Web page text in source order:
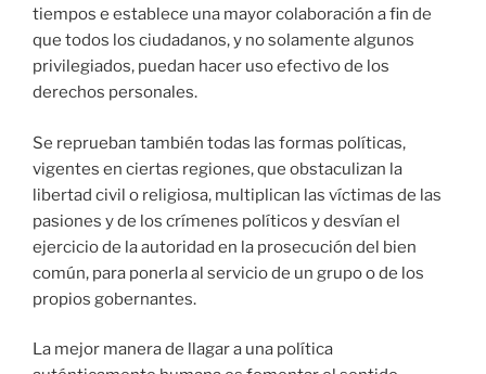
tiempos e establece una mayor colaboración a fin de
que todos los ciudadanos, y no solamente algunos
privilegiados, puedan hacer uso efectivo de los
derechos personales.
Se reprueban también todas las formas políticas,
vigentes en ciertas regiones, que obstaculizan la
libertad civil o religiosa, multiplican las víctimas de las
pasiones y de los crímenes políticos y desvían el
ejercicio de la autoridad en la prosecución del bien
común, para ponerla al servicio de un grupo o de los
propios gobernantes.
La mejor manera de llagar a una política